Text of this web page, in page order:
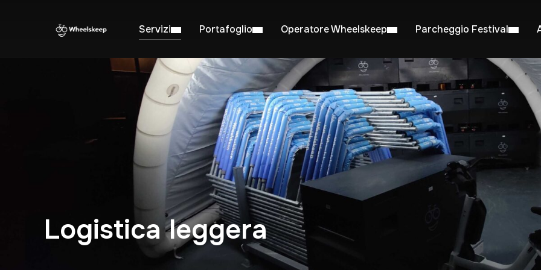
Servizi Portafoglio Operatore Wheelskeep Parcheggio Festival
Logistica leggera